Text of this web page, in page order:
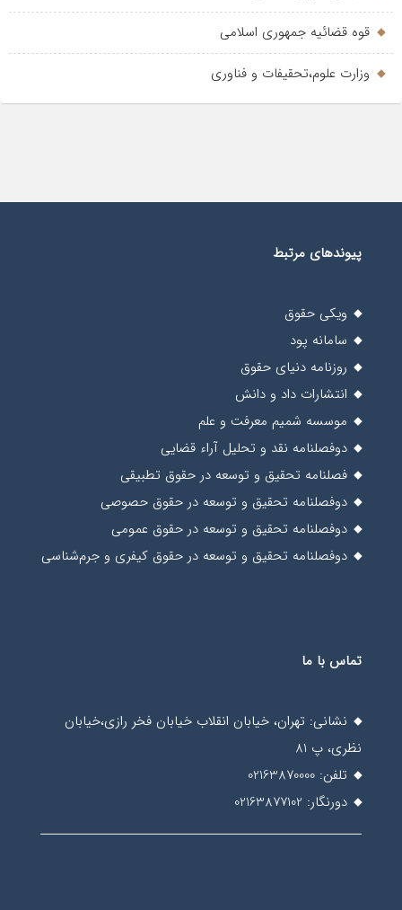
قوه قضائیه جمهوری اسلامی
وزارت علوم،تحقیفات و فناوری
پیوندهای مرتبط
ویکی حقوق
سامانه پود
روزنامه دنیای حقوق
انتشارات داد و دانش
موسسه شمیم معرفت و علم
دوفصلنامه نقد و تحلیل آراء قضایی
فصلنامه تحقیق و توسعه در حقوق تطبیقی
دوفصلنامه تحقیق و توسعه در حقوق حصوصی
دوفصلنامه تحقیق و توسعه در حقوق عمومی
دوفصلنامه تحقیق و توسعه در حقوق کیفری و جرم‌شناسی
تماس با ما
نشانی: تهران، خیابان انقلاب خیابان فخر رازی،خیابان
نظری، پ 81
تلفن: 02163870000
دورنگار: 02163877102